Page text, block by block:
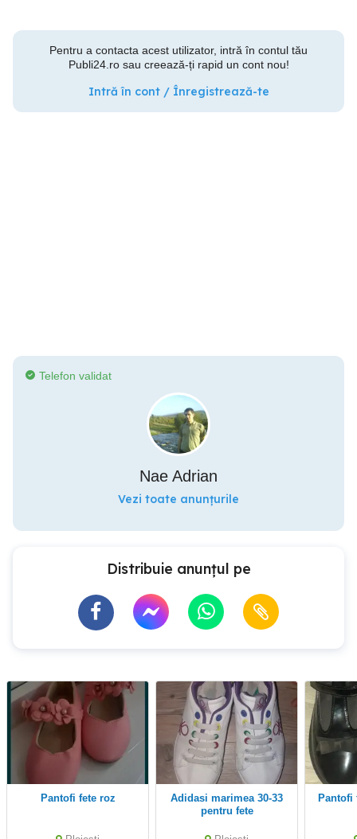
Pentru a contacta acest utilizator, intră în contul tău
Publi24.ro sau creează-ți rapid un cont nou!
Intră în cont / Înregistrează-te
Telefon validat
Nae Adrian
Vezi toate anunțurile
Distribuie anunțul pe
Pantofi fete roz
Adidasi marimea 30-33
pentru fete